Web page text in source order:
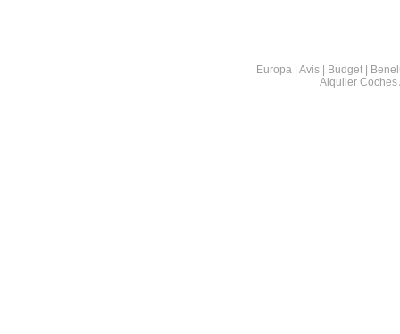
Europa | Avis | Budget |
Alquiler